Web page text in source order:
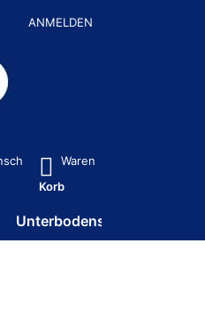
ANMELDEN
Sie die Eingabetaste, um alle
Waren
Korb
Unterbodenschutz / HV